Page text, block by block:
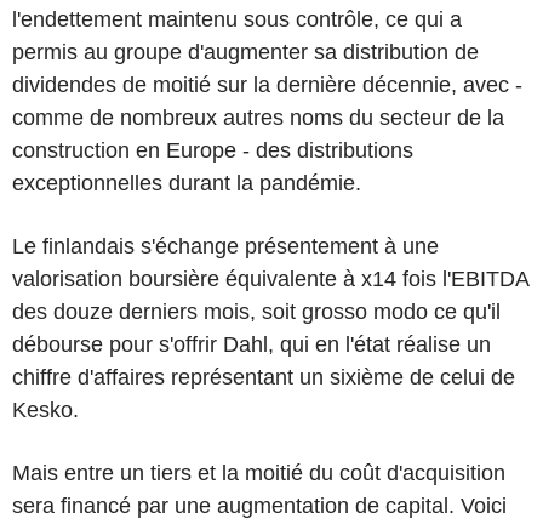
l'endettement maintenu sous contrôle, ce qui a
permis au groupe d'augmenter sa distribution de
dividendes de moitié sur la dernière décennie, avec -
comme de nombreux autres noms du secteur de la
construction en Europe - des distributions
exceptionnelles durant la pandémie.
Le finlandais s'échange présentement à une
valorisation boursière équivalente à x14 fois l'EBITDA
des douze derniers mois, soit grosso modo ce qu'il
débourse pour s'offrir Dahl, qui en l'état réalise un
chiffre d'affaires représentant un sixième de celui de
Kesko.
Mais entre un tiers et la moitié du coût d'acquisition
sera financé par une augmentation de capital. Voici